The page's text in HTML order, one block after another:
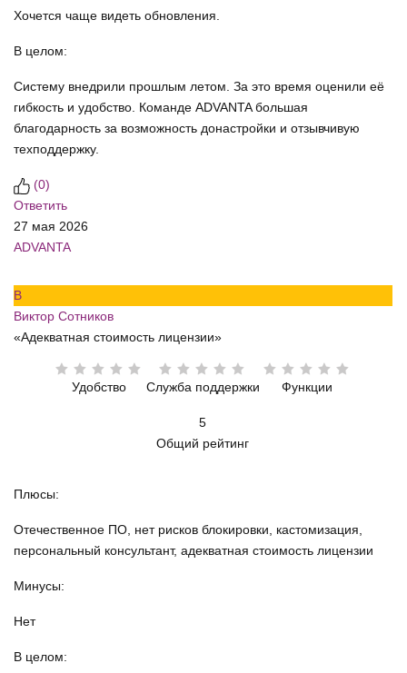
Хочется чаще видеть обновления.
В целом:
Систему внедрили прошлым летом. За это время оценили её
гибкость и удобство. Команде ADVANTA большая
благодарность за возможность донастройки и отзывчивую
техподдержку.
(0)
Ответить
27 мая 2026
ADVANTA
В
Виктор Сотников
«Адекватная стоимость лицензии»
Удобство Служба поддержки Функции
5
Общий рейтинг
Плюсы:
Отечественное ПО, нет рисков блокировки, кастомизация,
персональный консультант, адекватная стоимость лицензии
Минусы:
Нет
В целом: